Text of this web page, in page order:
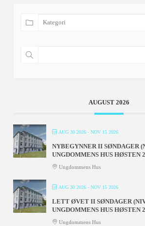
AUGUST 2026
AUG 30 2026- NOV 15 2026
NYBEGYNNER II SØNDAGER
UNGDOMMENS HUS HØSTEN
Ungdommens Hus
AUG 30 2026- NOV 15 2026
LETT ØVET II SØNDAGER
UNGDOMMENS HUS HØSTEN
Ungdommens Hus